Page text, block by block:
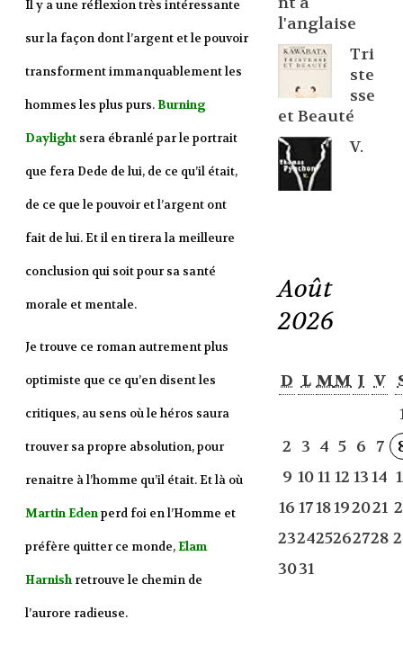
Il y a une réflexion très intéressante
sur la façon dont l’argent et le pouvoir
transforment immanquablement les
hommes les plus purs.Burning
Daylightsera ébranlé par le portrait
que fera Dede de lui, de ce qu’il était,
de ce que le pouvoir et l’argent ont
fait de lui. Et il en tirera la meilleure
conclusion qui soit pour sa santé
morale et mentale.
Je trouve ce roman autrement plus
optimiste que ce qu’en disent les
critiques, au sens où le héros saura
trouver sa propre absolution, pour
renaitre à l’homme qu’il était. Et là où
Martin Edenperd foi en l’Homme et
préfère quitter ce monde,Elam
Harnishretrouve le chemin de
l’aurore radieuse.
l'anglaise
Tri
ste
sse
et Beauté
V.
Août
2026
D L MM J V
2 3 4 5 6 7
9 1011 12 1314
16 1718192021
232425262728
3031